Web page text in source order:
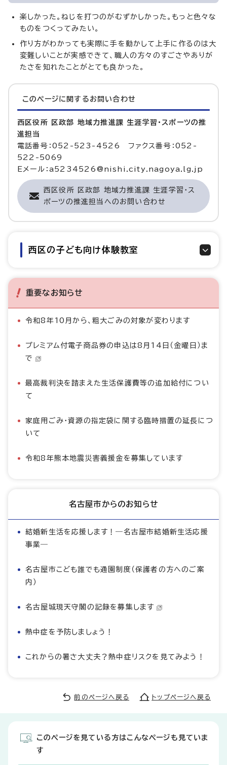
楽しかった。ねじを打つのがむずかしかった。もっと色々な
ものをつくってみたい。
作り方がわかっても実際に手を動かして上手に作るのは大
変難しいことが実感できて、職人の方々のすごさやありが
たさを知れたことがとても良かった。
このページに関する お問い合わせ
西区役所 区政部 地域力推進課 生涯学習・スポーツの推
進担当
電話番号：052-523-4526 ファクス番号：052-
522-5069
Eメール：a5234526@nishi.city.nagoya.lg.jp
西区役所 区政部 地域力推進課 生涯学習・ス
ポーツの推進担当へのお問い合わせ
西区の子ども向け体験教室
重要なお知らせ
令和8年10月から、粗大ごみの対象が変わります
プレミアム付電子商品券の申込は8月14日（金曜日）ま
で
最高裁判決を踏まえた生活保護費等の追加給付につい
て
家庭用ごみ・資源の指定袋に関する臨時措置の延長につ
いて
令和8年熊本地震災害義援金を募集しています
名古屋市からのお知らせ
結婚新生活を応援します！―名古屋市結婚新生活応援
事業―
名古屋市こども誰でも通園制度（保護者の方へのご案
内）
名古屋城現天守閣の記録を募集します
熱中症を予防しましょう！
これからの暑さ大丈夫？熱中症リスクを見てみよう！
前のページへ戻る トップページへ戻る
このページを見ている方はこんなページも見ていま
す